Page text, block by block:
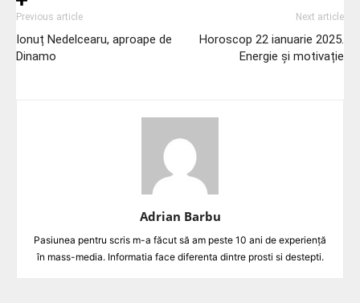
Previous article
Ionuț Nedelcearu, aproape de
Dinamo
Next article
Horoscop 22 ianuarie 2025.
Energie și motivație
Adrian Barbu
Pasiunea pentru scris m-a făcut să am peste 10 ani de experiență
în mass-media. Informatia face diferenta dintre prosti si destepti.